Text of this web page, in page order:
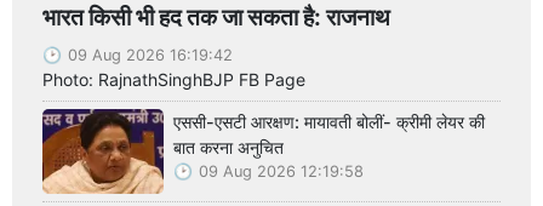
भारत किसी भी हद तक जा सकता है: राजनाथ
09 Aug 2026 16:19:42
Photo: RajnathSinghBJP FB Page
एससी-एसटी आरक्षण: मायावती बोलीं- क्रीमी लेयर की
बात करना अनुचित
09 Aug 2026 12:19:58